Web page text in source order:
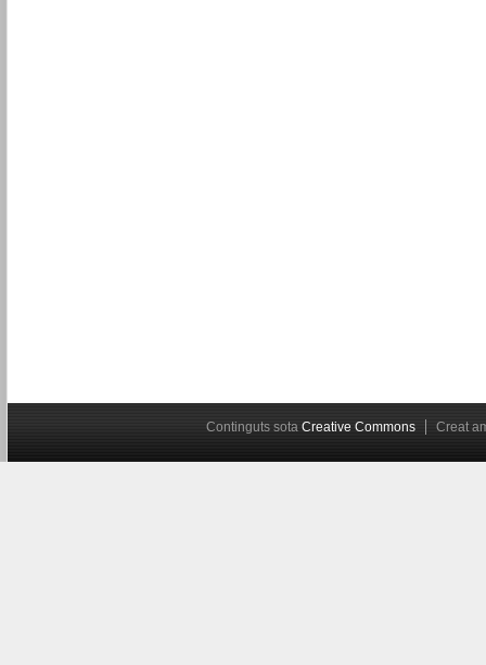
Continguts sota Creative Commons Creat